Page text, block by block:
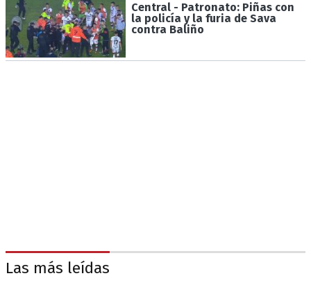
Central - Patronato: Piñas con
la policía y la furia de Sava
contra Baliño
Las más leídas